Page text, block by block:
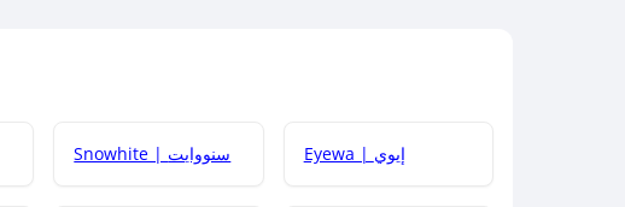
Snowhite | سنووايت Eyewa | إيوي